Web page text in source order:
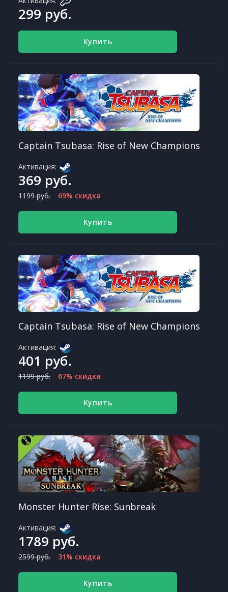
299 руб.
Купить
Captain Tsubasa: Rise of New Champions
Активация:
369 руб.
1199 руб. 69% скидка
Купить
Captain Tsubasa: Rise of New Champions
Активация:
401 руб.
1199 руб. 67% скидка
Купить
Monster Hunter Rise: Sunbreak
Активация:
1789 руб.
2599 руб. 31% скидка
Купить